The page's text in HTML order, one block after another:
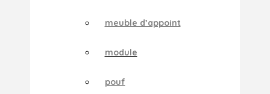
meuble d’appoint
module
pouf